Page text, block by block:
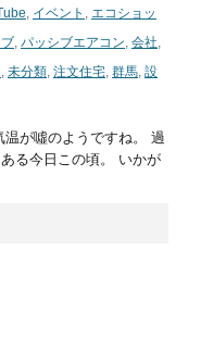
, イベント , エコショッ
, パッシブエアコン, 会社,
, 未分類, 注文住宅, 群馬, 設
が噓のようですね。 過
る今日この頃。 いかが